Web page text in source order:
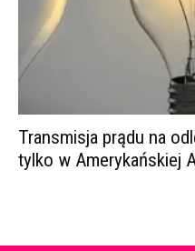
Transmisja prądu na
tylko w Amerykańskiej